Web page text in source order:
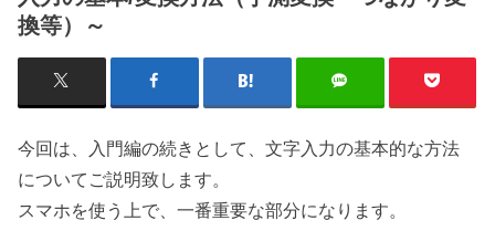
換等）～
今回は、入門編の続きとして、文字入力の基本的な方法
についてご説明致します。
スマホを使う上で、一番重要な部分になります。